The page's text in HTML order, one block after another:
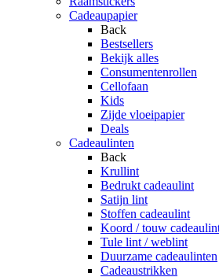
Cadeaupapier
Back
Bestsellers
Bekijk alles
Consumentenrollen
Cellofaan
Kids
Zijde vloeipapier
Deals
Cadeaulinten
Back
Krullint
Bedrukt cadeaulint
Satijn lint
Stoffen cadeaulint
Koord / touw
Tule lint / weblint
Duurzame cadeaulinten
Cadeaustrikken